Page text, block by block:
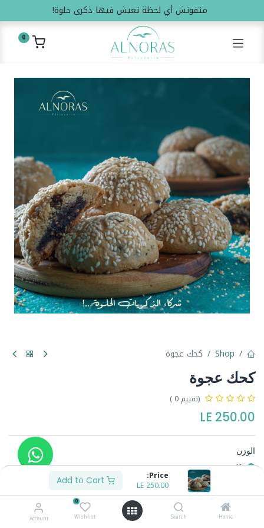
Price:
250.00
LE
Home
Search
0
Wishlist
Account
متفوتش أي لحظة تعيش فيها ذكرى حلوة!
0
Shop كحك عجوة
كحك عجوة
(تقييم 0 )
250.00
الوزن
1ك
-
115.00